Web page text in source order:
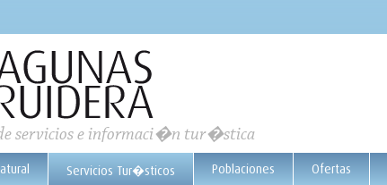
servicios e informaci�n tur�stica
Servicios Tur�sticos Poblaciones Ofertas